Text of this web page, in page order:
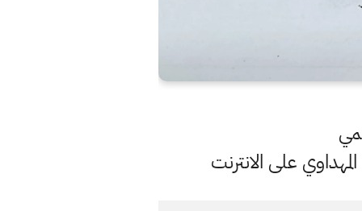
على الانترنت